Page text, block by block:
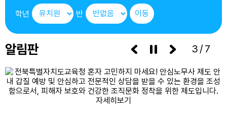
학년 반
알림판 3/7